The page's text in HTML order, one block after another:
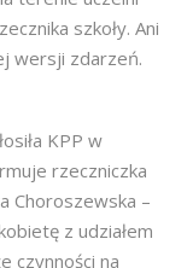
szkoły. Ani
wersji zdarzeń.
KPP w
rzeczniczka
Choroszewska –
z udziałem
czynności na